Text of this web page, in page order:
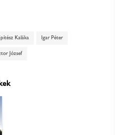
Kaláka Igar Péter
József